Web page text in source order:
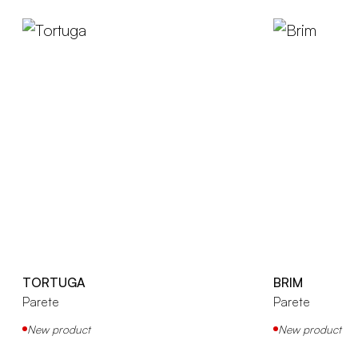
TORTUGA
Parete
New product
BRIM
Parete
New product